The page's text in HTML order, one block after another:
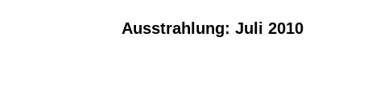
Ausstrahlung: Juli 2010